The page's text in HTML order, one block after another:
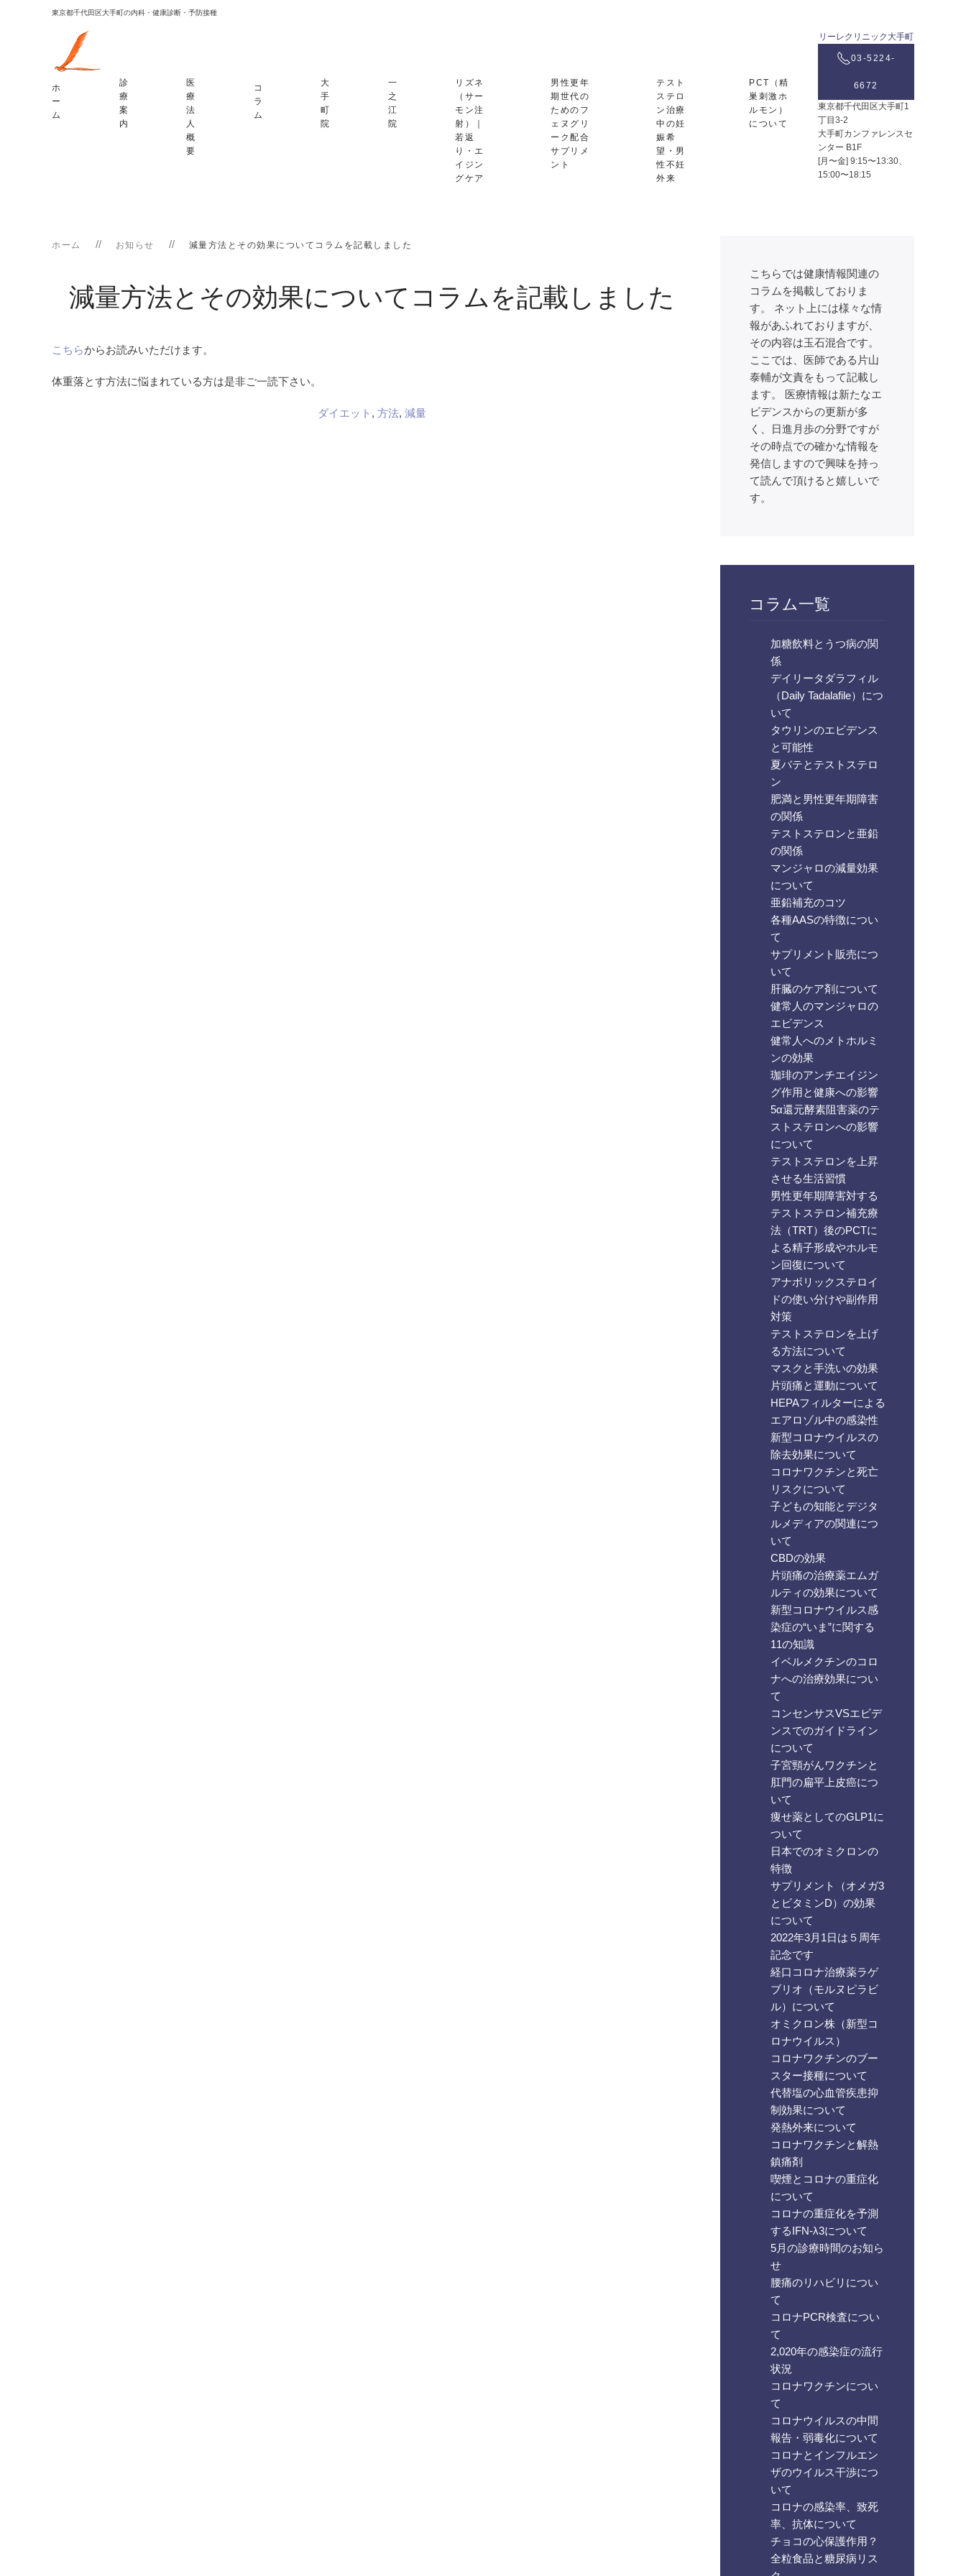
東京都千代田区大手町の内科・健康診断・予防接種
ホ
ー
ム
診
療
案
内
医
療
法
人
概
要
コ
ラ
ム
大
手
町
院
一
之
江
院
リズネ
（サー
モン注
射）｜
若返
り・エ
イジン
グケア
男性更年
期世代の
ためのフ
ェヌグリ
ーク配合
サプリメ
ント
テスト
ステロ
ン治療
中の妊
娠希
望・男
性不妊
外来
PCT（精
巣刺激ホ
ルモン）
について
リーレクリニック大手町
03-5224-
6672
東京都千代田区大手町1
丁目3-2
大手町カンファレンスセ
ンター B1F
[月〜金] 9:15〜13:30、
15:00〜18:15
ホーム お知らせ 減量方法とその効果についてコラムを記載しました
減量方法とその効果についてコラムを記載しました
こちらからお読みいただけます。
体重落とす方法に悩まれている方は是非ご一読下さい。
ダイエット , 方法, 減量
こちらでは健康情報関連の
コラムを掲載しておりま
す。 ネット上には様々な情
報があふれておりますが、
その内容は玉石混合です。
ここでは、医師である片山
泰輔が文責をもって記載し
ます。 医療情報は新たなエ
ビデンスからの更新が多
く、日進月歩の分野ですが
その時点での確かな情報を
発信しますので興味を持っ
て読んで頂けると嬉しいで
す。
コラム一覧
加糖飲料とうつ病の関
係
デイリータダラフィル
（Daily Tadalafile）につ
いて
タウリンのエビデンス
と可能性
夏バテとテストステロ
ン
肥満と男性更年期障害
の関係
テストステロンと亜鉛
の関係
マンジャロの減量効果
について
亜鉛補充のコツ
各種AASの特徴につい
て
サプリメント販売につ
いて
肝臓のケア剤について
健常人のマンジャロの
エビデンス
健常人へのメトホルミ
ンの効果
珈琲のアンチエイジン
グ作用と健康への影響
5α還元酵素阻害薬のテ
ストステロンへの影響
について
テストステロンを上昇
させる生活習慣
男性更年期障害対する
テストステロン補充療
法（TRT）後のPCTに
よる精子形成やホルモ
ン回復について
アナボリックステロイ
ドの使い分けや副作用
対策
テストステロンを上げ
る方法について
マスクと手洗いの効果
片頭痛と運動について
HEPAフィルターによる
エアロゾル中の感染性
新型コロナウイルスの
除去効果について
コロナワクチンと死亡
リスクについて
子どもの知能とデジタ
ルメディアの関連につ
いて
CBDの効果
片頭痛の治療薬エムガ
ルティの効果について
新型コロナウイルス感
染症の“いま”に関する
11の知識
イベルメクチンのコロ
ナへの治療効果につい
て
コンセンサスVSエビデ
ンスでのガイドライン
について
子宮頸がんワクチンと
肛門の扁平上皮癌につ
いて
痩せ薬としてのGLP1に
ついて
日本でのオミクロンの
特徴
サプリメント（オメガ3
とビタミンD）の効果
について
2022年3月1日は５周年
記念です
経口コロナ治療薬ラゲ
ブリオ（モルヌピラビ
ル）について
オミクロン株（新型コ
ロナウイルス）
コロナワクチンのブー
スター接種について
代替塩の心血管疾患抑
制効果について
発熱外来について
コロナワクチンと解熱
鎮痛剤
喫煙とコロナの重症化
について
コロナの重症化を予測
するIFN-λ3について
5月の診療時間のお知ら
せ
腰痛のリハビリについ
て
コロナPCR検査につい
て
2,020年の感染症の流行
状況
コロナワクチンについ
て
コロナウイルスの中間
報告・弱毒化について
コロナとインフルエン
ザのウイルス干渉につ
いて
コロナの感染率、致死
率、抗体について
チョコの心保護作用？
全粒食品と糖尿病リス